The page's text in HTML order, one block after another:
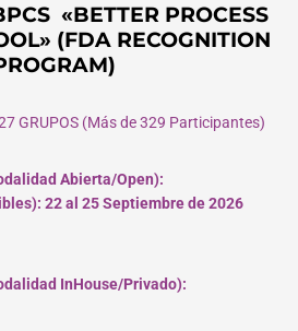
«BETTER PROCESS
(FDA RECOGNITION
GRUPOS (Más de 329 Participantes)
Abierta/Open):
): 22 al 25 Septiembre de 2026
InHouse/Privado):